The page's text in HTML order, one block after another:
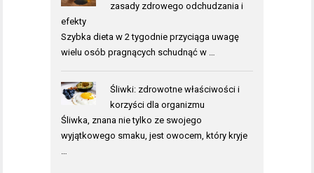
zasady zdrowego odchudzania i
efekty
Szybka dieta w 2 tygodnie przyciąga uwagę
wielu osób pragnących schudnąć w …
Śliwki: zdrowotne właściwości i
korzyści dla organizmu
Śliwka, znana nie tylko ze swojego
wyjątkowego smaku, jest owocem, który kryje
…